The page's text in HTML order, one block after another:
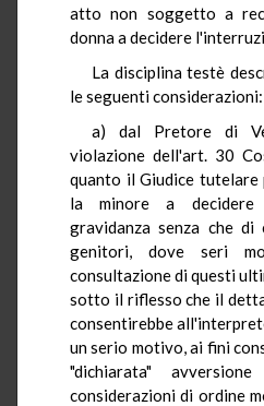
atto non soggetto a
donna a decidere
La disciplina testè
le seguenti considerazioni:
a) dal Pretore di
violazione dell'art. 30
quanto il Giudice
la minore a decidere
gravidanza senza che
genitori, dove seri
consultazione di questi
sotto il riflesso che il
consentirebbe
un serio motivo, ai fini
"dichiarata"
considerazioni di ordine